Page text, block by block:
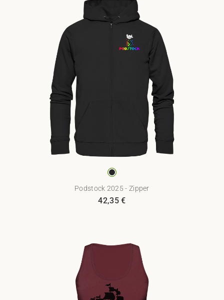
Podstock 2025 - Zipper
42,35€